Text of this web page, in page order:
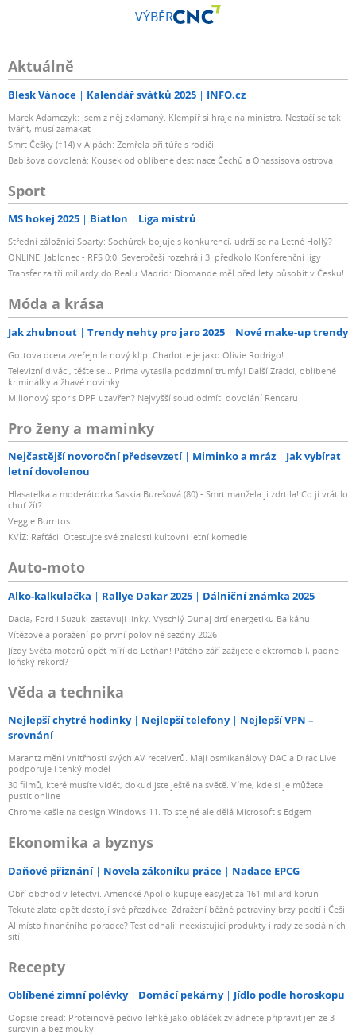
VÝBĚR
Aktuálně
Blesk Vánoce Kalendář svátků 2025 INFO.cz
Marek Adamczyk: Jsem z něj zklamaný. Klempíř si hraje na ministra. Nestačí se tak
tvářit, musí zamakat
Smrt Češky (†14) v Alpách: Zemřela při túře s rodiči
Babišova dovolená: Kousek od oblíbené destinace Čechů a Onassisova ostrova
Sport
MS hokej 2025 Biatlon Liga mistrů
Střední záložníci Sparty: Sochůrek bojuje s konkurencí, udrží se na Letné Hollý?
ONLINE: Jablonec - RFS 0:0. Severočeši rozehráli 3. předkolo Konferenční ligy
Transfer za tři miliardy do Realu Madrid: Diomande měl před lety působit v Česku!
Móda a krása
Jak zhubnout Trendy nehty pro jaro 2025 Nové make-up trendy
Gottova dcera zveřejnila nový klip: Charlotte je jako Olivie Rodrigo!
Televizní diváci, těšte se... Prima vytasila podzimní trumfy! Další Zrádci, oblíbené
kriminálky a žhavé novinky...
Milionový spor s DPP uzavřen? Nejvyšší soud odmítl dovolání Rencaru
Pro ženy a maminky
Nejčastější novoroční předsevzetí Miminko a mráz
Jak vybírat
letní dovolenou
Hlasatelka a moderátorka Saskia Burešová (80) - Smrt manžela ji zdrtila! Co jí vrátilo
chuť žít?
Veggie Burritos
KVÍZ: Rafťáci. Otestujte své znalosti kultovní letní komedie
Auto-moto
Alko-kalkulačka Rallye Dakar 2025 Dálniční známka 2025
Dacia, Ford i Suzuki zastavují linky. Vyschlý Dunaj drtí energetiku Balkánu
Vítězové a poražení po první polovině sezóny 2026
Jízdy Světa motorů opět míří do Letňan! Pátého září zažijete elektromobil, padne
loňský rekord?
Věda a technika
Nejlepší chytré hodinky Nejlepší telefony
Nejlepší VPN –
srovnání
Marantz mění vnitřnosti svých AV receiverů. Mají osmikanálový DAC a Dirac Live
podporuje i tenký model
30 filmů, které musíte vidět, dokud jste ještě na světě. Víme, kde si je můžete
pustit online
Chrome kašle na design Windows 11. To stejné ale dělá Microsoft s Edgem
Ekonomika a byznys
Daňové přiznání Novela zákoníku práce Nadace EPCG
Obří obchod v letectví. Americké Apollo kupuje easyJet za 161 miliard korun
Tekuté zlato opět dostojí své přezdívce. Zdražení běžné potraviny brzy pocítí i Češi
AI místo finančního poradce? Test odhalil neexistující produkty i rady ze sociálních
sítí
Recepty
Oblíbené zimní polévky Domácí pekárny Jídlo podle horoskopu
Oopsie bread: Proteinové pečivo lehké jako obláček zvládnete připravit jen ze 3
surovin a bez mouky